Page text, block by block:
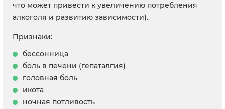
что может привести к увеличению потребления
алкоголя и развитию зависимости).
Признаки:
бессонница
боль в печени (гепаталгия)
головная боль
икота
ночная потливость